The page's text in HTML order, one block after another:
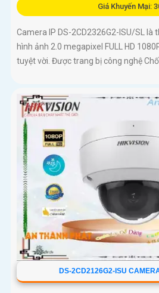
Giá Khuyến Mại:
Camera IP DS-2CD2326G2-ISU/SL là
hình ảnh 2.0 megapixel FULL HD
tuyệt vời. Được trang bị công nghệ
DS-2CD2126G2-ISU